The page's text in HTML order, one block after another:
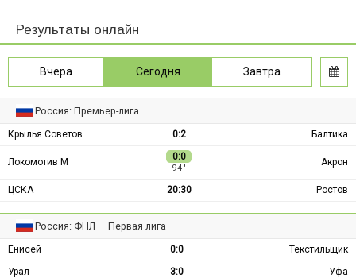
Результаты онлайн
Вчера Сегодня Завтра
Россия: Премьер-лига
Крылья Советов 0:2 Балтика
Локомотив М 0:0
94 ′
Акрон
ЦСКА 20:30 Ростов
Россия: ФНЛ — Первая лига
Енисей 0:0
Текстильщик
Урал
3:0
Уфа